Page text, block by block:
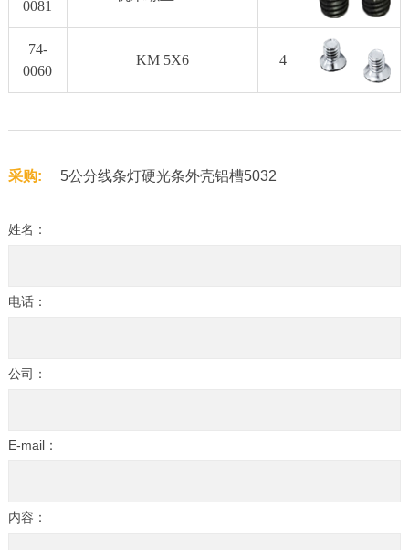
0081
74-
0060
KM 5X6 4
采购: 5公分线条灯硬光条外壳铝槽5032
姓名：
电话：
公司：
E-mail：
内容：